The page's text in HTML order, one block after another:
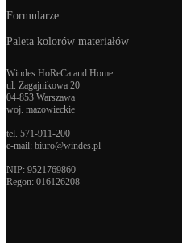
Formularze
Paleta kolorów materiałów
Windes HoReCa and Home
ul. Zagajnikowa 20
04-853 Warszawa
woj. mazowieckie
tel. 571-911-200
e-mail: biuro@windes.pl
NIP: 9521769860
Regon: 016126208